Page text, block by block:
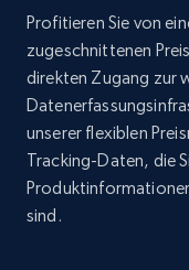
2.1K+
Home Depot
using specified
URL, Domain,
Sku, Product id,
Profitieren Sie von
zugeschnittenen
direkten Zugang zur
unserer flexiblen
Tracking-Daten, die
sind.